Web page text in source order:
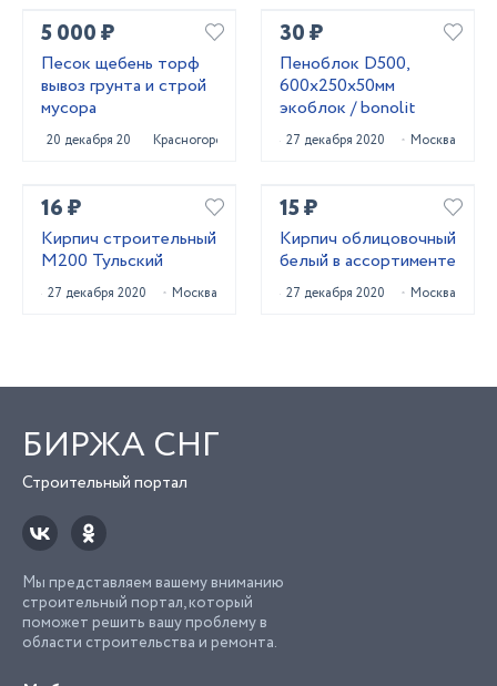
5 000 ₽
Песок щебень торф
вывоз грунта и строй
мусора
20 декабря 2020 Красногорск
30 ₽
Пеноблок D500,
600х250х50мм
экоблок / bonolit
27 декабря 2020 Москва
16 ₽
Кирпич строительный
М200 Тульский
27 декабря 2020 Москва
15 ₽
Кирпич облицовочный
белый в ассортименте
27 декабря 2020 Москва
БИРЖА СНГ
Строительный портал
Мы представляем вашему вниманию
строительный портал, который
поможет решить вашу проблему в
области строительства и ремонта.